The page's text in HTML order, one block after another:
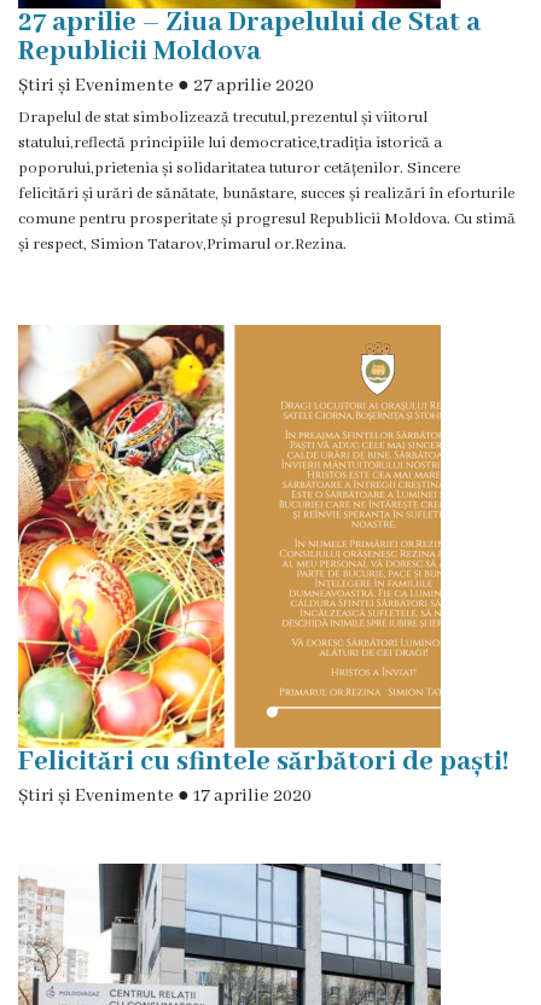
Autorizații
de
construire
eliberate
Dispoziții
pentru
Situații
Excepționale
a
Republicii
Moldova
Servicii
Certificate/Autorizații
Modele
de
Media
Știri
și
27 aprilie – Ziua Drapelului de Stat a
Republicii Moldova
Știri și Evenimente ● 27 aprilie 2020
Drapelul de stat simbolizează trecutul,prezentul și viitorul
statului,reflectă principiile lui democratice,tradiția istorică a
poporului,prietenia și solidaritatea tuturor cetățenilor. Sincere
felicitări și urări de sănătate, bunăstare, succes și realizări în eforturile
comune pentru prosperitate și progresul Republicii Moldova. Cu stimă
și respect, Simion Tatarov,Primarul or.Rezina.
Felicitări cu sfintele sărbători de paști!
Știri și Evenimente ● 17 aprilie 2020